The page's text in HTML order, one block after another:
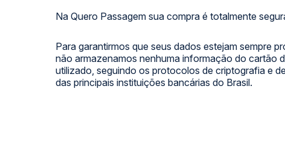
Na Quero Passagem sua compra é totalmente
Para garantirmos que seus dados estejam sempre
não armazenamos nenhuma informação do cartão
utilizado, seguindo os protocolos de criptografia e
das principais instituições bancárias do Brasil.